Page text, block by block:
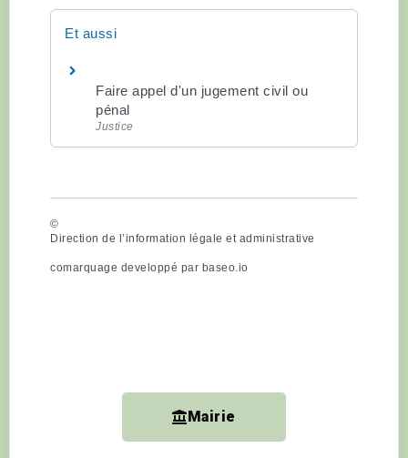
Et aussi
Faire appel d'un jugement civil ou
pénal
Justice
©
Direction de l’information légale et administrative
comarquage developpé par baseo.io
Mairie